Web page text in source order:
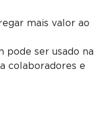
mais valor ao
pode ser usado na
colaboradores e